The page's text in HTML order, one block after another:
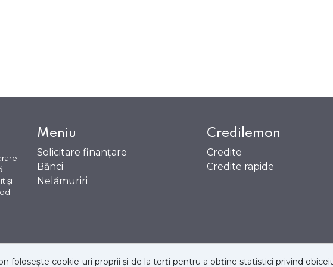
și
Meniu
Solicitare finanțare
Bănci
Nelămuriri
Credilemon
Credite
Credite rapide
folosește cookie-uri proprii și de la terți pentru a obține statistici privind